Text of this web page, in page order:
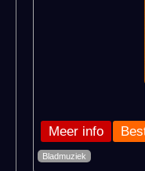
Meer info
Bladmuziek